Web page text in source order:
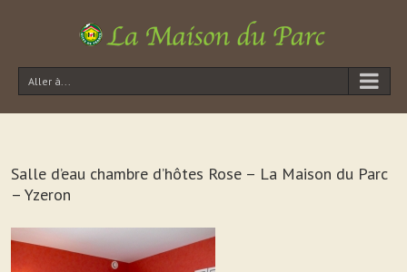
Aller à...
Salle d’eau chambre d’hôtes Rose – La Maison du Parc
– Yzeron